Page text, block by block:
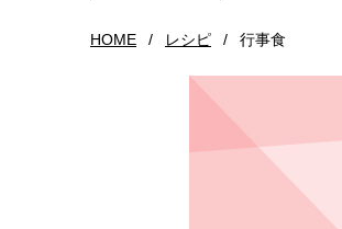
HOME / レシピ / 行事食